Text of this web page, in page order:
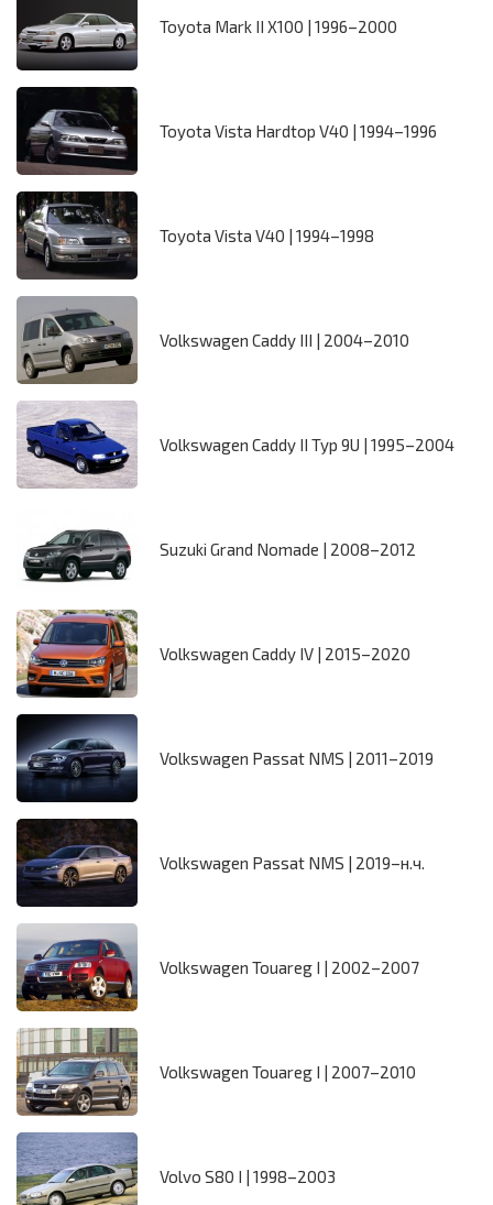
Toyota Mark II X100 | 1996–2000
Toyota Vista Hardtop V40 | 1994–1996
Toyota Vista V40 | 1994–1998
Volkswagen Caddy III | 2004–2010
Volkswagen Caddy II Typ 9U | 1995–2004
Suzuki Grand Nomade | 2008–2012
Volkswagen Caddy IV | 2015–2020
Volkswagen Passat NMS | 2011–2019
Volkswagen Passat NMS | 2019–н.ч.
Volkswagen Touareg I | 2002–2007
Volkswagen Touareg I | 2007–2010
Volvo S80 I | 1998–2003